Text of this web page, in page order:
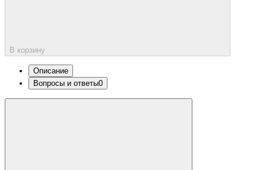
В корзину
Описание
Вопросы и ответы0